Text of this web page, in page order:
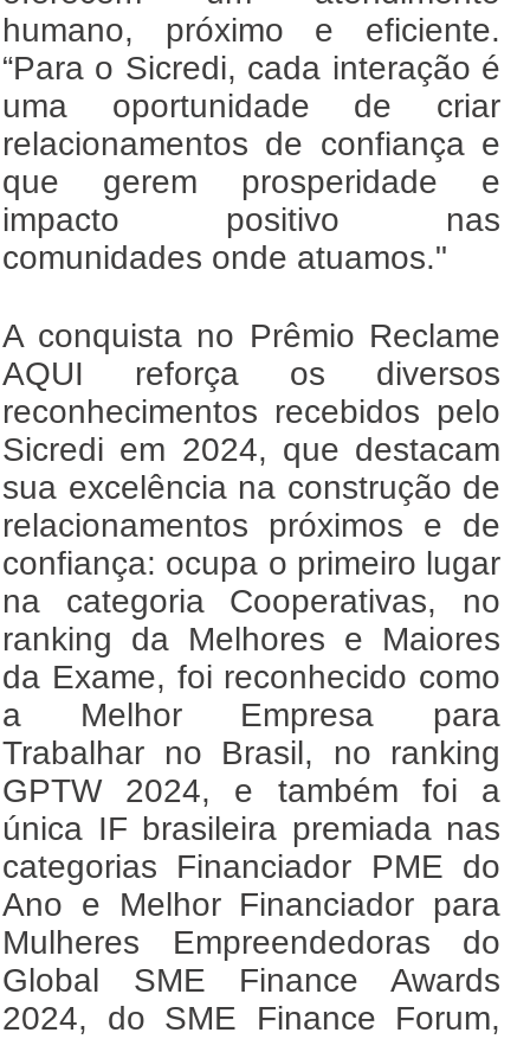
humano, próximo e eficiente.
“Para o Sicredi, cada interação é
uma oportunidade de criar
relacionamentos de confiança e
que gerem prosperidade e
impacto positivo nas
comunidades onde atuamos."
A conquista no Prêmio Reclame
AQUI reforça os diversos
reconhecimentos recebidos pelo
Sicredi em 2024, que destacam
sua excelência na construção de
relacionamentos próximos e de
confiança: ocupa o primeiro lugar
na categoria Cooperativas, no
ranking da Melhores e Maiores
da Exame, foi reconhecido como
a Melhor Empresa para
Trabalhar no Brasil, no ranking
GPTW 2024, e também foi a
única IF brasileira premiada nas
categorias Financiador PME do
Ano e Melhor Financiador para
Mulheres Empreendedoras do
Global SME Finance Awards
2024, do SME Finance Forum,